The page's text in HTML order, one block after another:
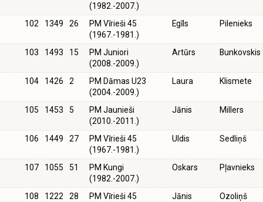
(1982.-2007.)
102 1349 26
PM Vīrieši 45
(1967.-1981.)
Egīls Pilenieks
103 1493 15
PM Juniori
(2008.-2009.)
Artūrs Bunkovskis
104 1426 2
PM Dāmas U23
(2004.-2009.)
Laura Klismete
105 1453 5
PM Jaunieši
(2010.-2011.)
Jānis Millers
106 1449 27
PM Vīrieši 45
(1967.-1981.)
Uldis Sedliņš
107 1055 51
PM Kungi
(1982.-2007.)
Oskars Pļavnieks
108 1222 28
PM Vīrieši 45
Jānis Ozoliņš